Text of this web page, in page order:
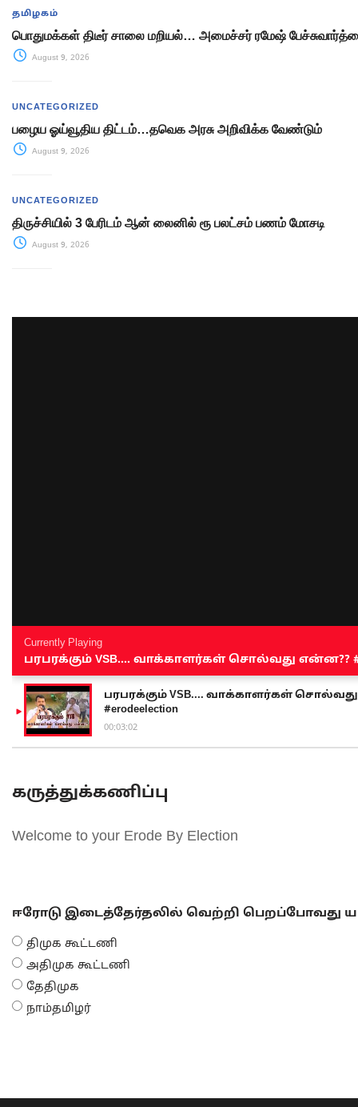
தமிழகம்
பொதுமக்கள் திடீர் சாலை மறியல்… அமைச்சர் ரமேஷ்
August 9, 2026
UNCATEGORIZED
பழைய ஓய்வூதிய திட்டம்…தவெக அரசு அறிவிக்க வேண்டும்
August 9, 2026
UNCATEGORIZED
திருச்சியில் 3 பேரிடம் ஆன் லைனில் ரூ பலட்சம் பணம் மோசடி
August 9, 2026
Currently Playing
பரபரக்கும் VSB.... வாக்காளர்கள் சொல்வது என்ன??
பரபரக்கும் VSB.... வாக்காளர்கள் சொல்வது
#erodeelection
00:03:02
கருத்துக்கணிப்பு
Welcome to your Erode By Election
ஈரோடு இடைத்தேர்தலில் வெற்றி பெறப்போவது
திமுக கூட்டணி
அதிமுக கூட்டணி
தேதிமுக
நாம்தமிழர்